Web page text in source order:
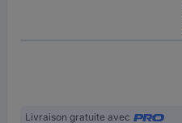
Livraison gratuite avec